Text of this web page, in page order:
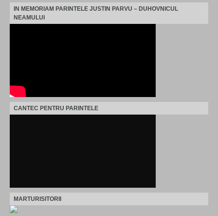
IN MEMORIAM PARINTELE JUSTIN PARVU – DUHOVNICUL
NEAMULUI
CANTEC PENTRU PARINTELE
MARTURISITORII